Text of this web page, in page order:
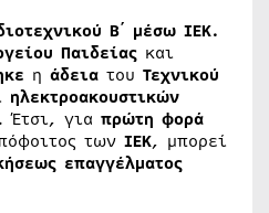
Β΄ μέσω ΙΕΚ.
Παιδείας και
η άδεια του Τεχνικού
ηλεκτροακουστικών
. Έτσι, για πρώτη φορά
των ΙΕΚ, μπορεί
επαγγέλματος